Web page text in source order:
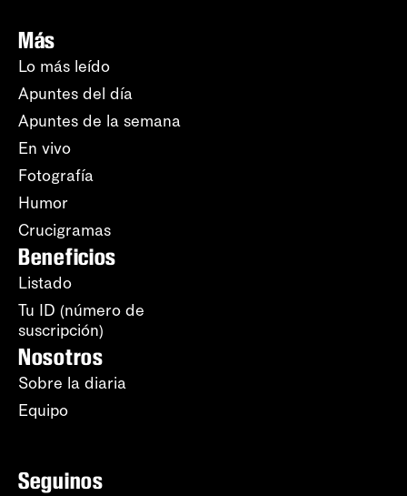
Más
Lo más leído
Apuntes del día
Apuntes de la semana
En vivo
Fotografía
Humor
Crucigramas
Beneficios
Listado
Tu ID (número de
suscripción)
Nosotros
Sobre la diaria
Equipo
Seguinos